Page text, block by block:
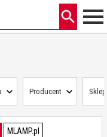
Producent Sklep
MLAMP.pl